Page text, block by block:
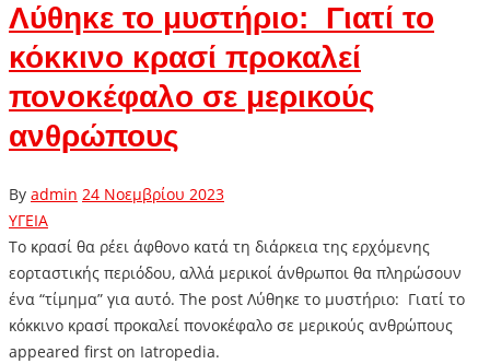
Λύθηκε το μυστήριο: Γιατί το
κόκκινο κρασί προκαλεί
πονοκέφαλο σε μερικούς
ανθρώπους
By admin 24 Νοεμβρίου 2023
ΥΓΕΙΑ
Το κρασί θα ρέει άφθονο κατά τη διάρκεια της ερχόμενης
εορταστικής περιόδου, αλλά μερικοί άνθρωποι θα πληρώσουν
ένα “τίμημα” για αυτό. The post Λύθηκε το μυστήριο: Γιατί το
κόκκινο κρασί προκαλεί πονοκέφαλο σε μερικούς ανθρώπους
appeared first on Iatropedia.